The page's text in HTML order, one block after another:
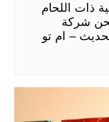
ذات اللحام
نحن شركة
– ام تو